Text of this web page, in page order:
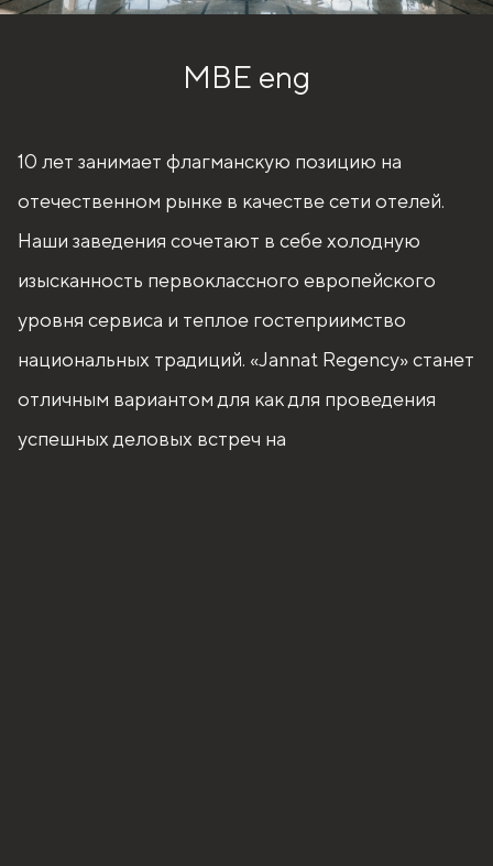
MBE eng
10 лет занимает флагманскую позицию на
отечественном рынке в качестве сети отелей.
Наши заведения сочетают в себе холодную
изысканность первоклассного европейского
уровня сервиса и теплое гостеприимство
национальных традиций. «Jannat Regency» станет
отличным вариантом для как для проведения
успешных деловых встреч на